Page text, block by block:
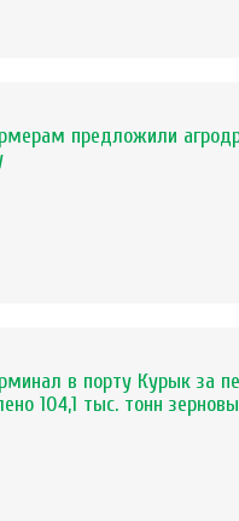
предложили
в порту Курык за
104,1 тыс. тонн